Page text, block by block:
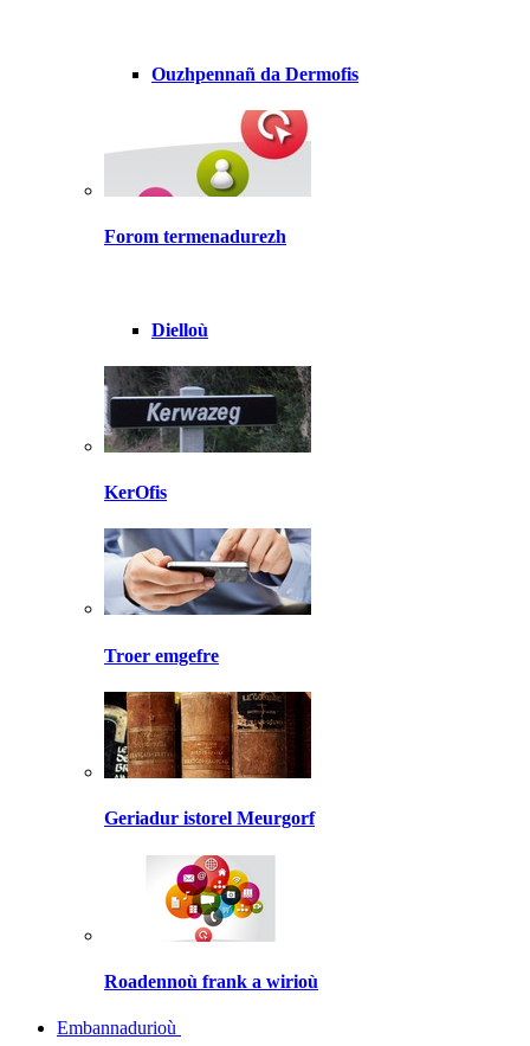
Ouzhpennañ da Dermofis
Forom termenadurezh
Dielloù
KerOfis
Troer emgefre
Geriadur istorel Meurgorf
Roadennoù frank a wirioù
Embannadurioù